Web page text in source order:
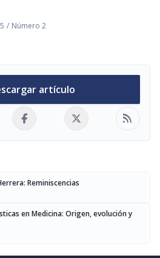
/ Número 2
artículo
rss_feed
Reminiscencias
en Medicina: Origen, evolución y